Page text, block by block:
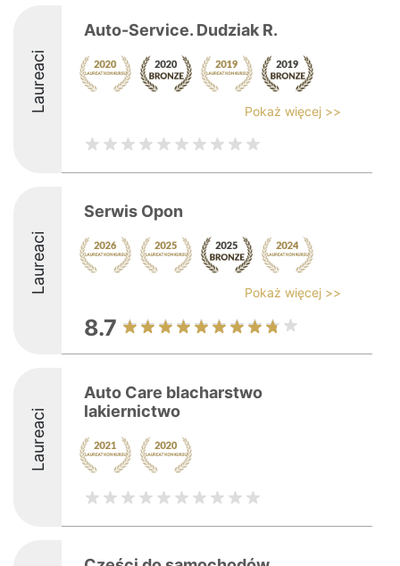
Laureaci
Auto-Service. Dudziak R.
Pokaż więcej >>
Laureaci
Serwis Opon
Pokaż więcej >>
8.7
Laureaci
Auto Care blacharstwo
lakiernictwo